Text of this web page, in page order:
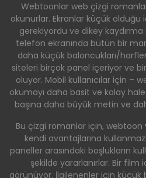
Webtoonlar web çizgi
okunurlar. Ekranlar küçük olduğu
gerekiyordu ve dikey
telefon ekranında bütün bir
daha küçük baloncukları/
siteleri birçok panel içeriyor ve
oluyor. Mobil kullanıcılar için –
okumayı daha basit ve kolay
başına daha büyük metin ve
Bu çizgi romanlar için, webtoon
kendi avantajlarına
paneller arasındaki boşlukların
şekilde yararlanırlar. Bir
görünüyor. İlgilenenler için küçük